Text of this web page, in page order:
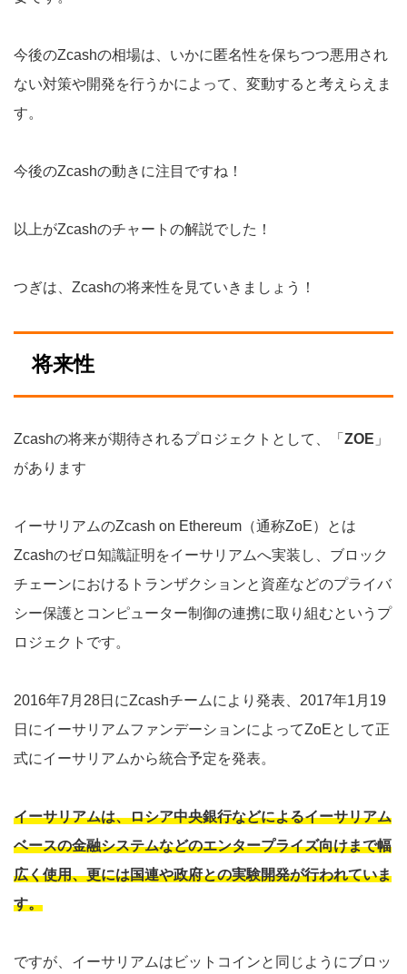
今後のZcashの相場は、いかに匿名性を保ちつつ悪用され
ない対策や開発を行うかによって、変動すると考えらえま
す。
今後のZcashの動きに注目ですね！
以上がZcashのチャートの解説でした！
つぎは、Zcashの将来性を見ていきましょう！
将来性
Zcashの将来が期待されるプロジェクトとして、「 ZOE 」
があります
イーサリアムのZcash on Ethereum（通称ZoE）とは
Zcashのゼロ知識証明をイーサリアムへ実装し、ブロック
チェーンにおけるトランザクションと資産などのプライバ
シー保護とコンピューター制御の連携に取り組むというプ
ロジェクトです。
2016年7月28日にZcashチームにより発表、2017年1月19
日にイーサリアムファンデーションによってZoEとして正
式にイーサリアムから統合予定を発表。
イーサリアムは、ロシア中央銀行などによるイーサリアム
ベースの金融システムなどのエンタープライズ向けまで幅
広く使用、更には国連や政府との実験開発が行われていま
す。
ですが、イーサリアムはビットコインと同じようにブロッ